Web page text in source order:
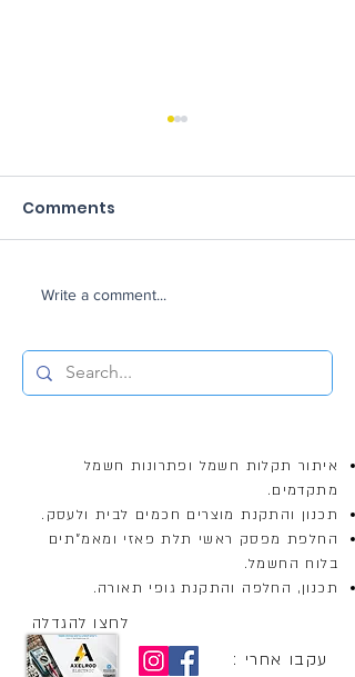
חשמלאי מוסמך
Comments
Write a comment...
איתור תקלות חשמל ופתרונות חשמל
מתקדמים.
תכנון והתקנת מוצרים חכמים לבית ולעסק.
החלפת מפסק ראשי תלת פאזי ומאמ"תים
בלוח החשמל.
תכנון, החלפה והתקנת גופי תאורה.
לחצו להגדלה
עקבו אחרי :